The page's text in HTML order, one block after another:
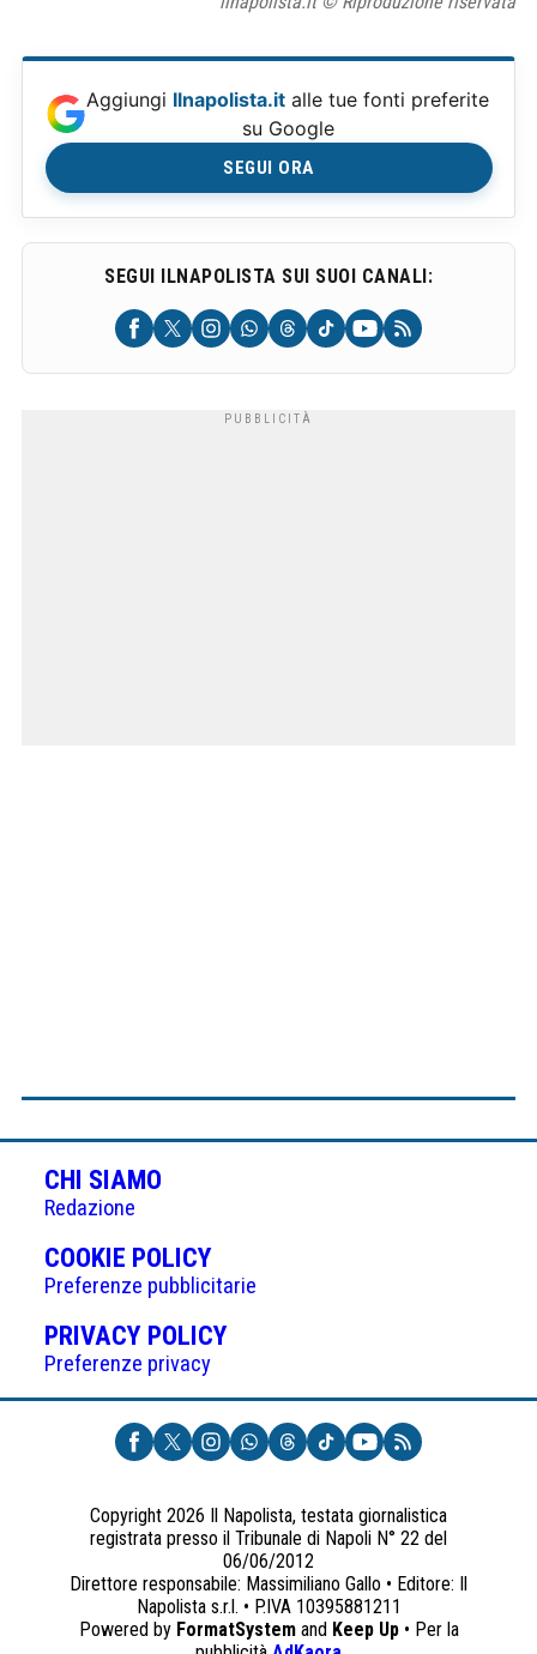
Aggiungi Ilnapolista.it alle tue fonti preferite
su Google
SEGUI ORA
SEGUI ILNAPOLISTA SUI SUOI CANALI:
CHI SIAMO
Redazione
COOKIE POLICY(APRE
IN
UNA
NUOVA
Preferenze pubblicitarie
PRIVACY POLICY(APRE
UNA
NUOVA
SCHEDA)
Preferenze privacy
Copyright 2026 Il Napolista, testata giornalistica
registrata presso il Tribunale di Napoli N° 22 del
06/06/2012
Direttore responsabile: Massimiliano Gallo • Editore: Il
Napolista s.r.l. • P.IVA 10395881211
Powered by FormatSystemand Keep Up• Per la